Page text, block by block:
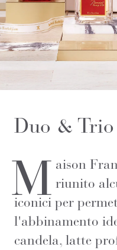
Duo & Trio
M aison
riunito
iconici per
l'abbinamento
candela, latte